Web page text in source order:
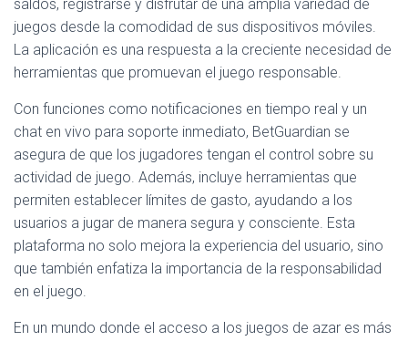
saldos, registrarse y disfrutar de una amplia variedad de
juegos desde la comodidad de sus dispositivos móviles.
La aplicación es una respuesta a la creciente necesidad de
herramientas que promuevan el juego responsable.
Con funciones como notificaciones en tiempo real y un
chat en vivo para soporte inmediato, BetGuardian se
asegura de que los jugadores tengan el control sobre su
actividad de juego. Además, incluye herramientas que
permiten establecer límites de gasto, ayudando a los
usuarios a jugar de manera segura y consciente. Esta
plataforma no solo mejora la experiencia del usuario, sino
que también enfatiza la importancia de la responsabilidad
en el juego.
En un mundo donde el acceso a los juegos de azar es más